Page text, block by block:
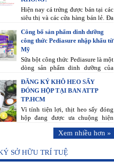
Hiện nay cá trứng được bán tại các
siêu thị và các cửa hàng bán lẻ. Đa
khẩu về Việt Nam. Cá trứng đông
lạnh đã được sơ chế sạch sẽ, được
đóng khay tiện lợi dễ sử dụng và
được cấp đông trước khi được
nhập khảu về bán.
Công bố sản phẩm dinh dưỡng
công thức Pediasure nhập khẩu từ
Mỹ
Sữa bột công thức Pediasure là một
dòng sản phẩm dinh dưỡng của
với công thức sữa dành riêng cho
trẻ biếng ăn, nhẹ cân, suy dinh
dưỡng cần bổ sung kịp thời sự
thiếu hụt của bữa ăn, cho trẻ khỏe
mạnh và phát triển tốt, không bị
Theo quy định của Cục An Toàn
Nghiệp trước khi nhập sản phẩm
về lưu hành tại thị trường Việt Nam
ĐĂNG KÝ KHÔ HEO SẤY
ĐÓNG HỘP TẠI BAN ATTP
TP.HCM
Vì tính tiện lợi, thịt heo sấy đóng
hộp đang được ưa chuộng hiện
nay, thịt heo sấy có thành phần từ
thịt nạc heo, muối, đường, nước
hợp khẩu vị. Tuy nhiên, sản phẩm
từ thịt heo thường không đảm bảo
Xem nhiều hơn »
SỞ HỮU TRÍ TUỆ